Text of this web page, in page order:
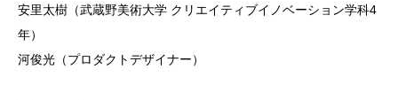
安里太樹（武蔵野美術大学 クリエイティブイノベーション学科4
年）
河俊光（プロダクトデザイナー）